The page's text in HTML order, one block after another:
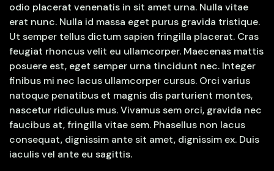
odio placerat venenatis in sit amet urna. Nulla vitae
erat nunc. Nulla id massa eget purus gravida tristique.
Ut semper tellus dictum sapien fringilla placerat. Cras
feugiat rhoncus velit eu ullamcorper. Maecenas mattis
posuere est, eget semper urna tincidunt nec. Integer
finibus mi nec lacus ullamcorper cursus. Orci varius
natoque penatibus et magnis dis parturient montes,
nascetur ridiculus mus. Vivamus sem orci, gravida nec
faucibus at, fringilla vitae sem. Phasellus non lacus
consequat, dignissim ante sit amet, dignissim ex. Duis
iaculis vel ante eu sagittis.